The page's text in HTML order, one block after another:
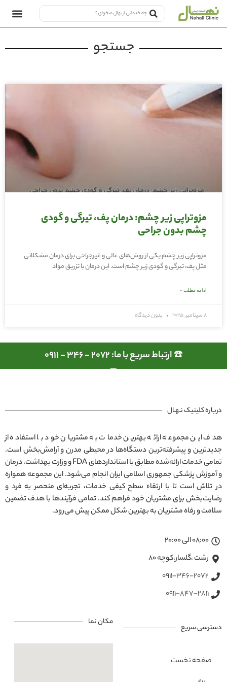
جستجو
مزوتراپی زیر چشم: درمان پف، تیرگی و گودی
چشم بدون جراحی
مزوتراپی زیر چشم یکی از روش‌های عالی و غیرجراحی برای درمان مشکلاتی
مثل پف، تیرگی و گودی زیر چشم است. این درمان با تزریق مواد
ادامه مطلب »
8 سپتامبر, 2025 بدون دیدگاه
☎️ ارتباط سریع با ما: 2072 - 346 - 0911
درباره کلینیک نـهـال
هدف این مجموعه ارائه بهترین خدمات به مشتریان خود با استفاده از
جدیدترین و پیشرفته‌ترین دستگاه‌ها در محیطی مدرن و آرامش‌بخش است.
تمامی خدمات ارائه‌شده مطابق با استانداردهای FDA و وزارت بهداشت، درمان
و آموزش پزشکی جمهوری اسلامی ایران انجام می‌شود. این مجموعه همواره
در تلاش است تا با ارتقاء سطح کیفی خدمات، تجربه‌ای منحصر به فرد و
رضایت‌بخش برای مشتریان خود فراهم کند. تمامی فرآیندها با هدف تضمین
سلامت و رفاه مشتریان به بهترین شکل ممکن پیش می‌رود.
08:00 الی 20:00
رشت ،گلسار،کوچه ۸۰
0911-346-2072
0911-847-2811
دسترسی سریع
صفحه نخست
مکان نما